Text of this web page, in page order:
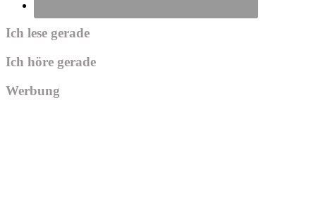
Ich lese gerade
Ich höre gerade
Werbung